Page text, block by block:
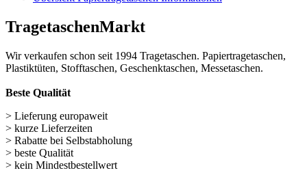
> Lieferung europaweit
> kurze Lieferzeiten
> Rabatte bei Selbstabholung
> kein Mindestbestellwert
Wichtige Links